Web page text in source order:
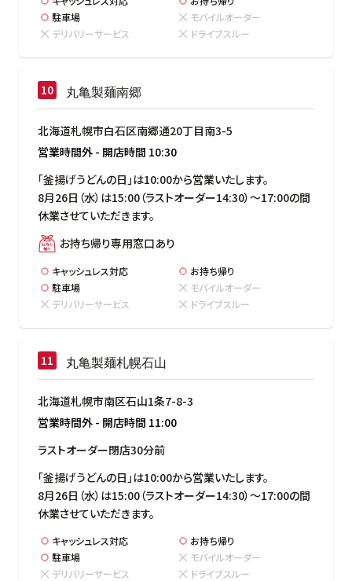
駐車場
モバイルオーダー
デリバリーサービス
ドライブスルー
丸亀製麺南郷
北海道札幌市白石区南郷通20丁目南3-5
営業時間外 - 開店時間 10:30
「釜揚げうどんの日」は10:00から営業いたします。
8月26日（水）は15:00（ラストオーダー14:30）～17:00の間
休業させていただきます。
お持ち帰り専用窓口あり
キャッシュレス対応
お持ち帰り
駐車場
モバイルオーダー
デリバリーサービス
ドライブスルー
丸亀製麺札幌石山
北海道札幌市南区石山1条7-8-3
営業時間外 - 開店時間 11:00
ラストオーダー閉店30分前
「釜揚げうどんの日」は10:00から営業いたします。
8月26日（水）は15:00（ラストオーダー14:30）～17:00の間
休業させていただきます。
キャッシュレス対応
お持ち帰り
駐車場
モバイルオーダー
デリバリーサービス
ドライブスルー